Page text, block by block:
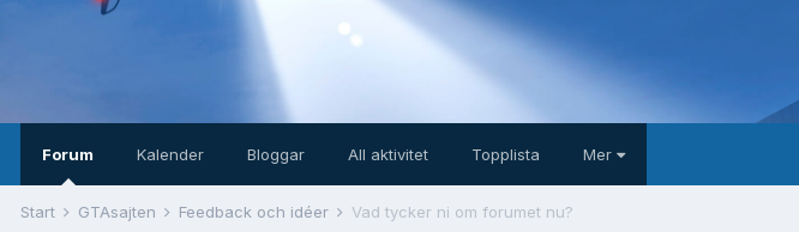
Forum Kalender Bloggar All aktivitet Topplista Mer
Start GTAsajten Feedback och idéer Vad tycker ni om forumet nu?